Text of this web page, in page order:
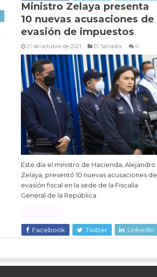
Ministro Zelaya presenta
10 nuevas acusaciones de
evasión de impuestos
21 de octubre de 2021 El Salvador 0
Este día el ministro de Hacienda, Alejandro
Zelaya, presentó 10 nuevas acusaciones de
evasión fiscal en la sede de la Fiscalía
General de la República.
Facebook Twitter LinkedIn